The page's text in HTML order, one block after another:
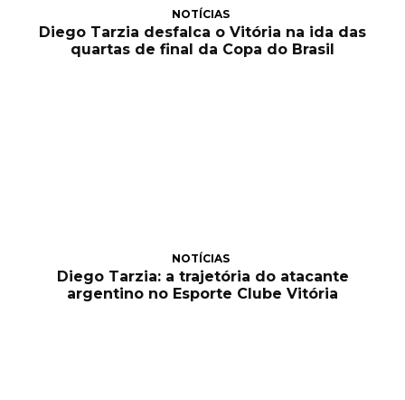
NOTÍCIAS
Diego Tarzia desfalca o Vitória na ida das
quartas de final da Copa do Brasil
NOTÍCIAS
Diego Tarzia: a trajetória do atacante
argentino no Esporte Clube Vitória